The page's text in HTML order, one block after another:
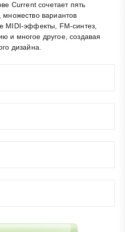
Current сочетает пять
вариантов
MIDI-эффекты, FM-синтез,
и многое другое, создавая
дизайна.